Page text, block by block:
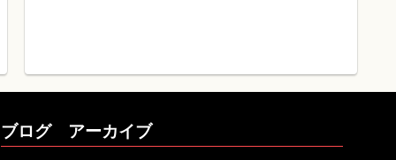
ブログ アーカイブ